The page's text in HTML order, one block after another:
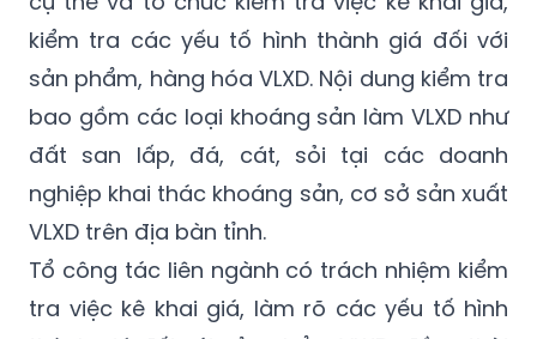
sản phẩm, hàng hóa VLXD. Nội dung kiểm tra
bao gồm các loại khoáng sản làm VLXD như
đất san lấp, đá, cát, sỏi tại các doanh
nghiệp khai thác khoáng sản, cơ sở sản xuất
VLXD trên địa bàn tỉnh.
Tổ công tác liên ngành có trách nhiệm kiểm
tra việc kê khai giá, làm rõ các yếu tố hình
thành giá đối với sản phẩm VLXD; đồng thời
cập nhật và công bố thông tin giá bán